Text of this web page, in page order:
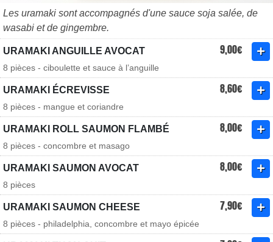
Les uramaki sont accompagnés d'une sauce soja salée, de
wasabi et de gingembre.
URAMAKI ANGUILLE AVOCAT 9,00€
8 pièces - ciboulette et sauce à l’anguille
URAMAKI ÉCREVISSE 8,60€
8 pièces - mangue et coriandre
URAMAKI ROLL SAUMON FLAMBÉ 8,00€
8 pièces - concombre et masago
URAMAKI SAUMON AVOCAT 8,00€
8 pièces
URAMAKI SAUMON CHEESE 7,90€
8 pièces - philadelphia, concombre et mayo épicée